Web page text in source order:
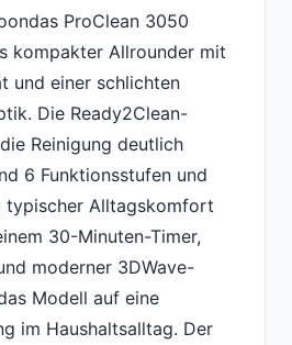
ProClean 3050
kompakter Allrounder mit
und einer schlichten
Die Ready2Clean-
Reinigung deutlich
6 Funktionsstufen und
typischer Alltagskomfort
30-Minuten-Timer,
moderner 3DWave-
Modell auf eine
im Haushaltsalltag. Der